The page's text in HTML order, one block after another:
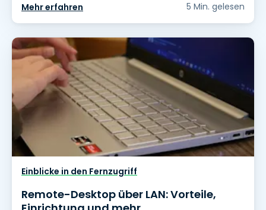
Mehr erfahren 5 Min. gelesen
Einblicke in den Fernzugriff
Remote-Desktop über LAN: Vorteile,